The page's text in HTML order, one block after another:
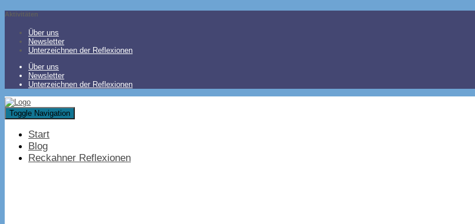
Aktivitäten
Über uns
Newsletter
Unterzeichnen der Reflexionen
Über uns
Newsletter
Unterzeichnen der Reflexionen
Toggle Navigation
Start
Blog
Reckahner Reflexionen